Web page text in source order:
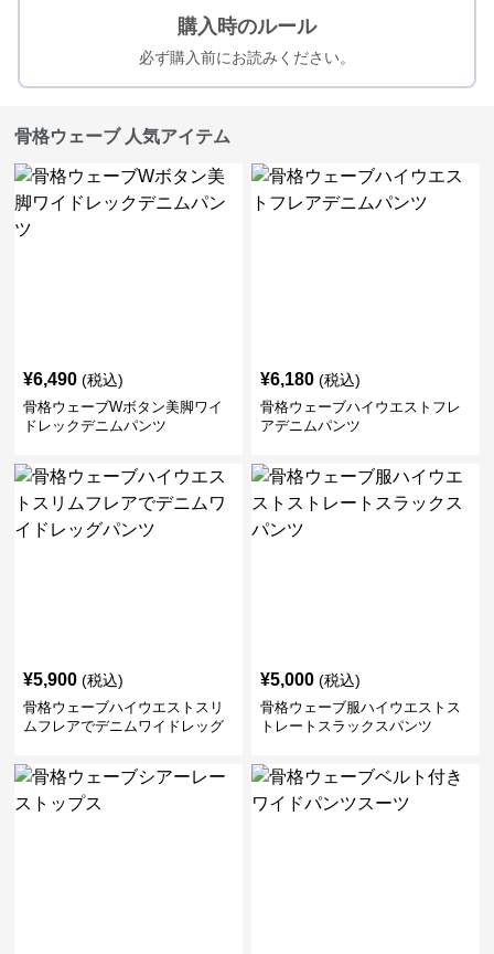
購入時のルール
必ず購入前にお読みください。
骨格ウェーブ 人気アイテム
¥6,490 (税込)
骨格ウェーブWボタン美脚ワイ
ドレックデニムパンツ
¥6,180 (税込)
骨格ウェーブハイウエストフレ
アデニムパンツ
¥5,900 (税込)
骨格ウェーブハイウエストスリ
ムフレアでデニムワイドレッグ
¥5,000 (税込)
骨格ウェーブ服ハイウエストス
トレートスラックスパンツ